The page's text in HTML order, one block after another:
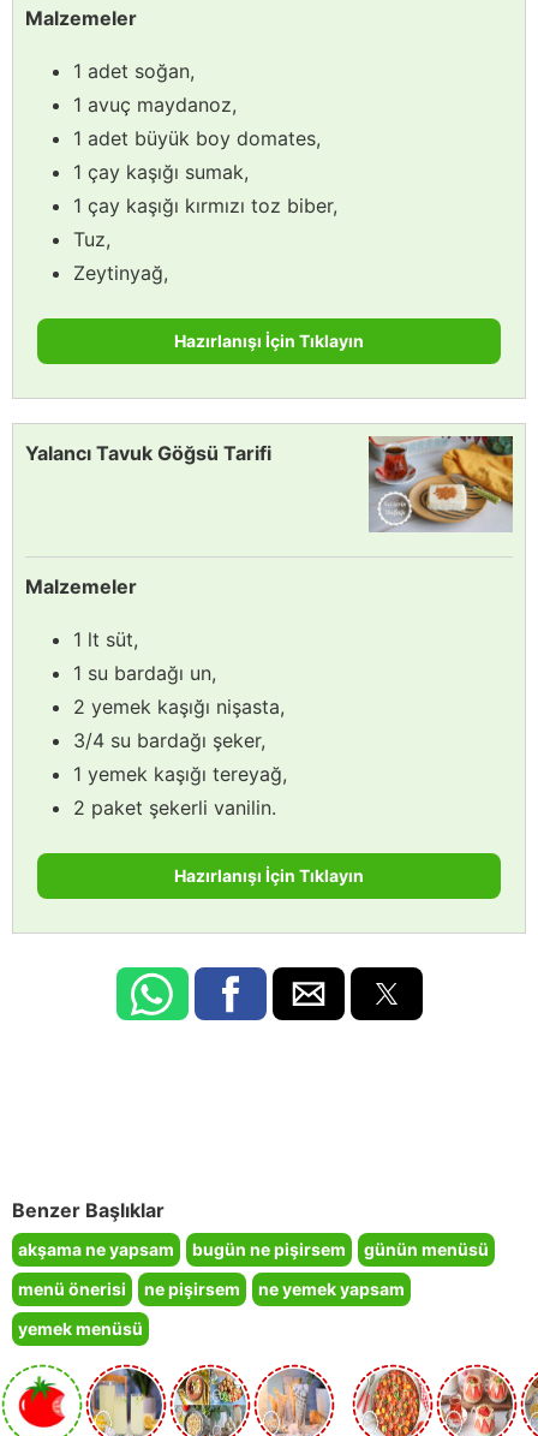
Malzemeler
1 adet soğan,
1 avuç maydanoz,
1 adet büyük boy domates,
1 çay kaşığı sumak,
1 çay kaşığı kırmızı toz biber,
Tuz,
Zeytinyağ,
Hazırlanışı İçin Tıklayın
Yalancı Tavuk Göğsü Tarifi
Malzemeler
1 lt süt,
1 su bardağı un,
2 yemek kaşığı nişasta,
3/4 su bardağı şeker,
1 yemek kaşığı tereyağ,
2 paket şekerli vanilin.
Hazırlanışı İçin Tıklayın
Benzer Başlıklar
akşama ne yapsam bugün ne pişirsem
günün menüsü
menü önerisi
ne pişirsem
ne yemek yapsam
yemek menüsü